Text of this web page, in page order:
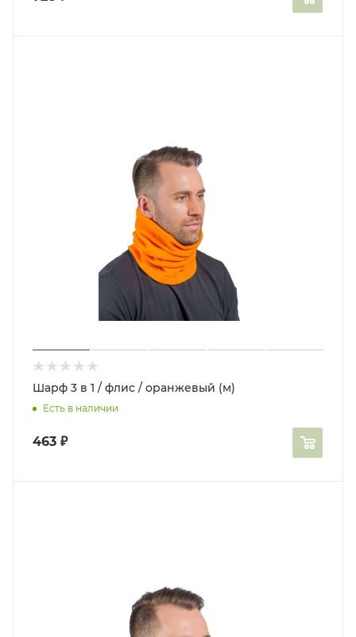
Шарф 3 в 1 / флис / оранжевый (м)
Есть в наличии
463 ₽